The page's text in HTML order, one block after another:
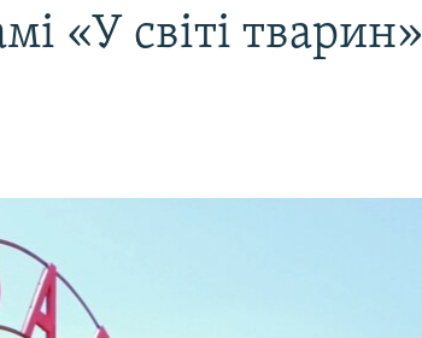
«У світі тварин»